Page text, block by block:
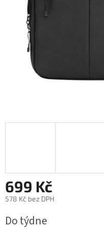
699 Kč
578 Kč bez DPH
cena:
Do týdne